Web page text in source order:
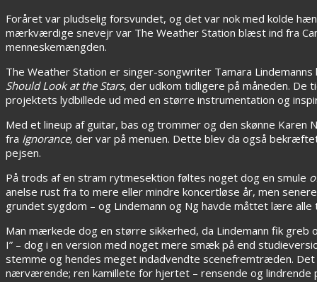
Foråret var pludselig forsvundet, og det var nok med kolde
mærkværdige snevejr var The Weather Station blæst ind fra
menneskemængden.
The Weather Station er singer-songwriter Tamara
Should Look at the Stars, der udkom tidligere på måneden.
projektets lydbillede ud med en større instrumentation og
Med et lineup af guitar, bas og trommer og den skønne Karen
fra Ignorance, der var på menuen. Dette blev da også
pejsen.
På trods af en stram rytmesektion føltes noget dog en smule
anelse rust fra to mere eller mindre koncertløse år, men
grundet sygdom – og Lindemann og Ng havde måttet lære
Man mærkede dog en større sikkerhed, da Lindemann fik greb
I” – dog i en version med noget mere smæk på end
stemme og hendes meget indadvendte scenefremtræden.
nærværende; ren kamillete for hjertet – rensende og lindrende